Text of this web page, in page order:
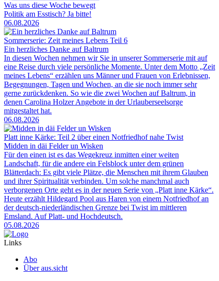
Was uns diese Woche bewegt
Politik am Esstisch? Ja bitte!
06.08.2026
Sommerserie: Zeit meines Lebens Teil 6
Ein herzliches Danke auf Baltrum
In diesen Wochen nehmen wir Sie in unserer Sommerserie mit auf
eine Reise durch viele persönliche Momente. Unter dem Motto „Zeit
meines Lebens“ erzählen uns Männer und Frauen von Erlebnissen,
Begegnungen, Tagen und Wochen, an die sie noch immer sehr
gerne zurückdenken. So wie die zwei Wochen auf Baltrum, in
denen Carolina Holzer Angebote in der Urlauberseelsorge
mitgestaltet hat.
06.08.2026
Platt inne Kärke: Teil 2 über einen Notfriedhof nahe Twist
Midden in däi Felder un Wisken
Für den einen ist es das Wegekreuz inmitten einer weiten
Landschaft, für die andere ein Felsblock unter dem grünen
Blätterdach: Es gibt viele Plätze, die Menschen mit ihrem Glauben
und ihrer Spiritualität verbinden. Um solche manchmal auch
verborgenen Orte geht es in der neuen Serie von „Platt inne Kärke“.
Heute erzählt Hildegard Pool aus Haren von einem Notfriedhof an
der deutsch-niederländischen Grenze bei Twist im mittleren
Emsland. Auf Platt- und Hochdeutsch.
05.08.2026
Links
Abo
Über aus.sicht